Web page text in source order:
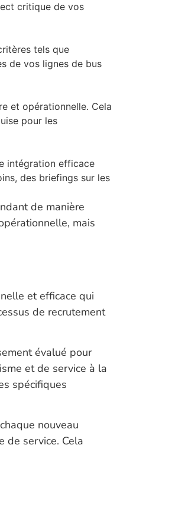
critique de vos
tels que
de vos lignes de bus
et opérationnelle. Cela
pour les
intégration efficace
des briefings sur les
de manière
mais
et efficace qui
de recrutement
évalué pour
et de service à la
spécifiques
nouveau
de service. Cela